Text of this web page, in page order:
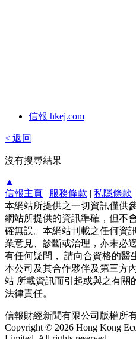
信報 hkej.com
< 返回
沒有搜尋結果
▲
信報主頁 | 服務條款 | 私隱條款 |
本網站所提供之一切資訊僅供
網站所提供的資訊準確，但不
確無誤。本網站刊載之任何資
業意見、診斷或治理，亦未必
有任何疑問， 請向合資格的醫
本公司及其合作夥伴及第三方
站 所載資訊而引起或與之有關
法律責任。
信報財經新聞有限公司版權所
Copyright © 2026 Hong Kong